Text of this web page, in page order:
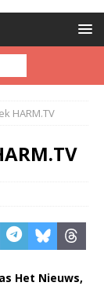
HARM.TV
Het Nieuws,